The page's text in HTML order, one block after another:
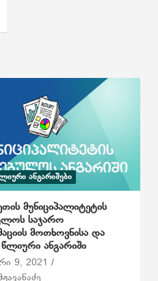
ᲐᲜᲒᲐᲠᲘᲨᲔᲑᲘ
მუნიციპალიტეტის
საჯარო
მოთხოვნისა და
წლიური ანგარიში
9, 2021